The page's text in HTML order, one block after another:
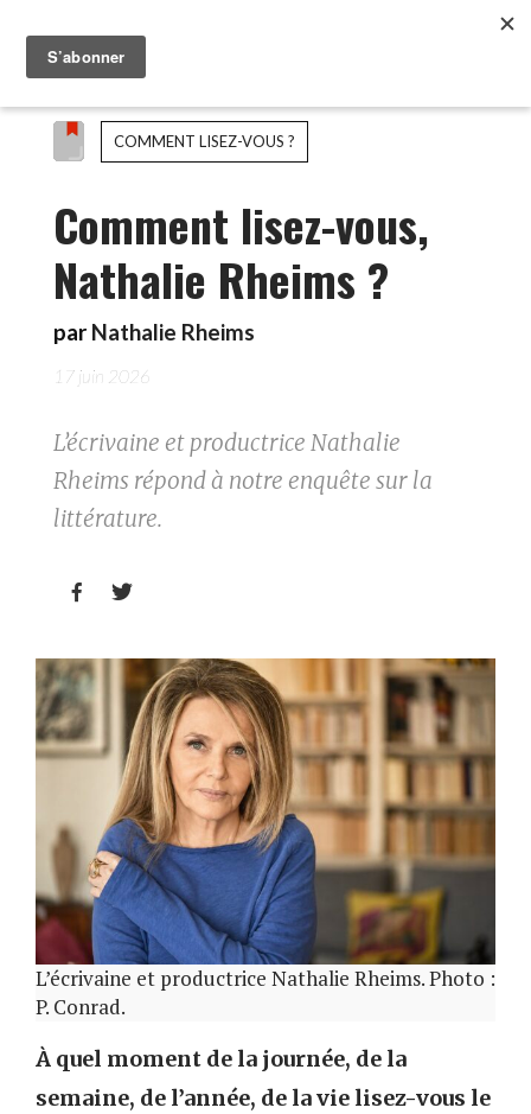
COMMENT LISEZ-VOUS ?
Comment lisez-vous,
Nathalie Rheims ?
par Nathalie Rheims
17 juin 2026
L’écrivaine et productrice Nathalie
Rheims répond à notre enquête sur la
littérature.
 
L’écrivaine et productrice Nathalie Rheims. Photo :
P. Conrad.
À quel moment de la journée, de la
semaine, de l’année, de la vie lisez-vous le